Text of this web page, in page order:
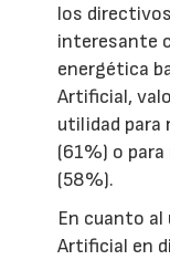
los
interesante
energética
Artificial,
utilidad para
(61%) o
(58%).
En cuanto
Artificial en